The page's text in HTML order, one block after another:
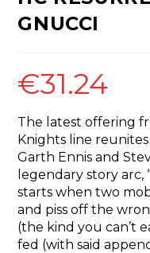
GNUCCI
€31.24
The latest offering
Knights line
Garth Ennis and
legendary story arc,
starts when two
and piss off the
(the kind you can’t
fed (with said